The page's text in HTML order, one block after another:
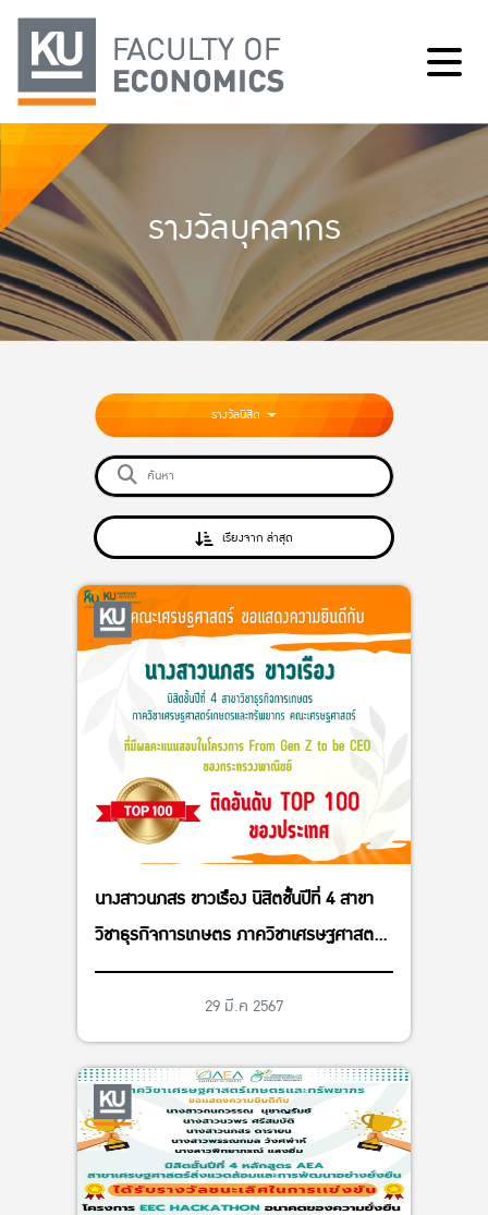
รางวัลบุคลากร
รางวัลนิสิต
เรียงจาก ล่าสุด
นางสาวนภสร ขาวเรือง นิสิตชั้นปีที่ 4 สาขา
วิชาธุรกิจการเกษตร ภาควิชาเศรษฐศาสตร์
เกษตรและทรัพยากร คณะเศรษฐศาสตร์
29 มี.ค 2567